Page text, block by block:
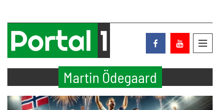
Martin Ödegaard